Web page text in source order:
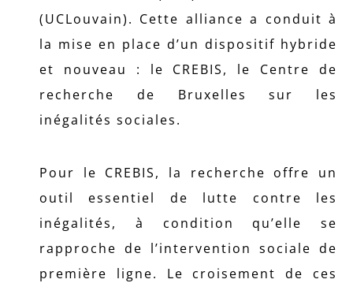
(UCLouvain). Cette alliance a conduit à
la mise en place d’un dispositif hybride
et nouveau : le CREBIS, le Centre de
recherche de Bruxelles sur les
inégalités sociales.
Pour le CREBIS, la recherche offre un
outil essentiel de lutte contre les
inégalités, à condition qu’elle se
rapproche de l’intervention sociale de
première ligne. Le croisement de ces